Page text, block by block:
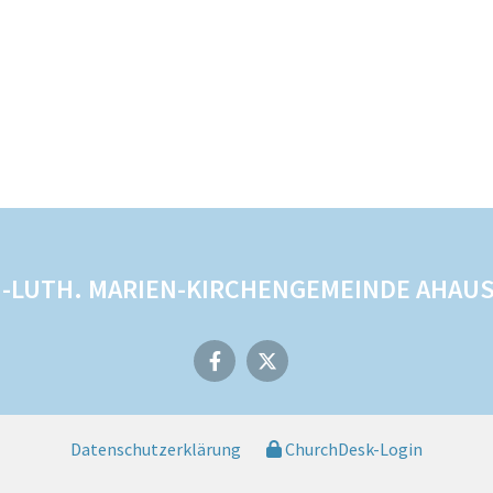
LUTH. MARIEN-KIRCHENGEMEINDE
Datenschutzerklärung ChurchDesk-Login